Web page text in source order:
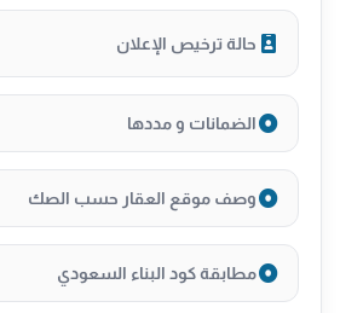
حالة ترخيص الإعلان
الضمانات و مددها
وصف موقع العقار حسب الصك
مطابقة كود البناء السعودي